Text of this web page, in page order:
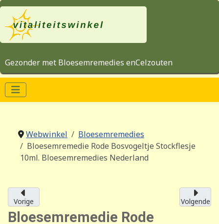
Gezonder met Bloesemremedies enCelzouten
Webwinkel
Bloesemremedies
Bloesemremedie Rode Bosvogeltje Stockflesje
10ml. Bloesemremedies Nederland
Vorige Volgende
Bloesemremedie Rode